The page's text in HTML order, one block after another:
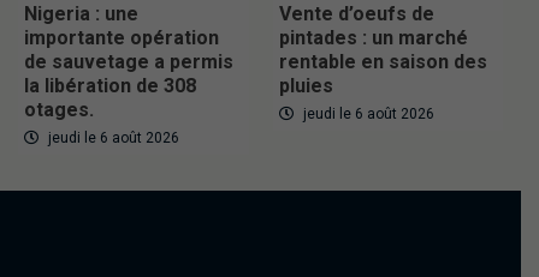
Nigeria : une
importante opération
de sauvetage a permis
la libération de 308
otages.
jeudi le 6 août 2026
Vente d’oeufs de
pintades : un marché
rentable en saison des
pluies
jeudi le 6 août 2026